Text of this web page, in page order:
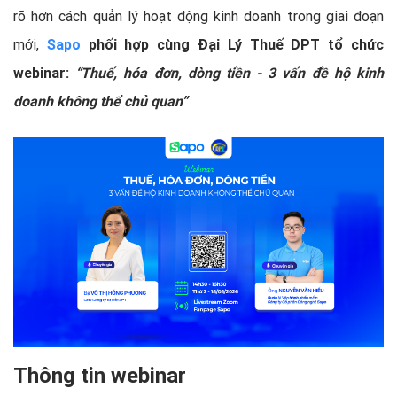
rõ hơn cách quản lý hoạt động kinh doanh trong giai đoạn
mới, Sapo phối hợp cùng Đại Lý Thuế DPT tổ chức
webinar: “Thuế, hóa đơn, dòng tiền - 3 vấn đề hộ kinh
doanh không thể chủ quan”
Thông tin webinar